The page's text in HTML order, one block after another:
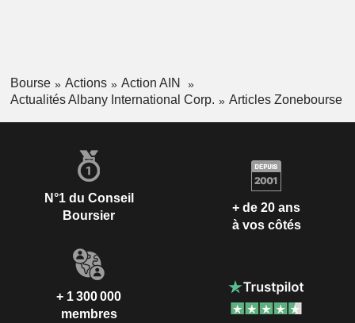
Bourse Actions
Action AIN
Actualités Albany International Corp.
Articles Zonebourse
N°1 du Conseil
Boursier
+ de 20 ans
à vos côtés
+ 1 300 000
membres